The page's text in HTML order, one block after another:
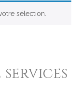
sélection.